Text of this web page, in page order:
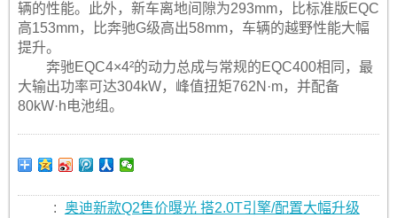
辆的性能。此外，新车离地间隙为293mm，比标准版EQC
高153mm，比奔驰G级高出58mm，车辆的越野性能大幅
提升。
奔驰EQC4×4²的动力总成与常规的EQC400相同，最
大输出功率可达304kW，峰值扭矩762N·m，并配备
80kW·h电池组。
: 奥迪新款Q2售价曝光 搭2.0T引擎/配置大幅升级